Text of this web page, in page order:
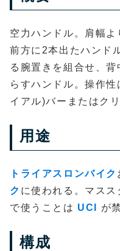
空力ハンドル。肩幅
前方に2本出たハンド
る腕置きを組合せ、
らすハンドル。操作
イアル)バーまたはク
用途
トライアスロンバイク
ク に使われる。マス
で使うことは UCI が
構成